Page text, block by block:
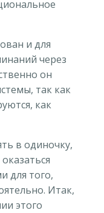
и для
через
он
так как
как
в одиночку,
для того,
Итак,
этого